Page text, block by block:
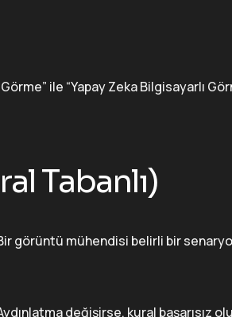
ile “Yapay Zeka Bilgisayarlı
Tabanlı)
görüntü mühendisi belirli bir
değişirse, kural başarısız